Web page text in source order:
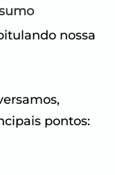
nossa
pontos: